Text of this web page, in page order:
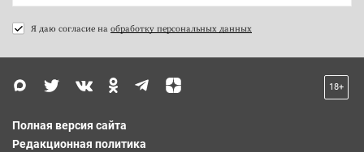
Я даю согласие на обработку персональных данных
18+
Полная версия сайта
Редакционная политика